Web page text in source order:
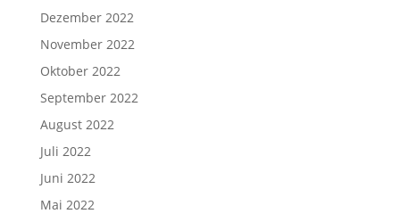
Dezember 2022
November 2022
Oktober 2022
September 2022
August 2022
Juli 2022
Juni 2022
Mai 2022